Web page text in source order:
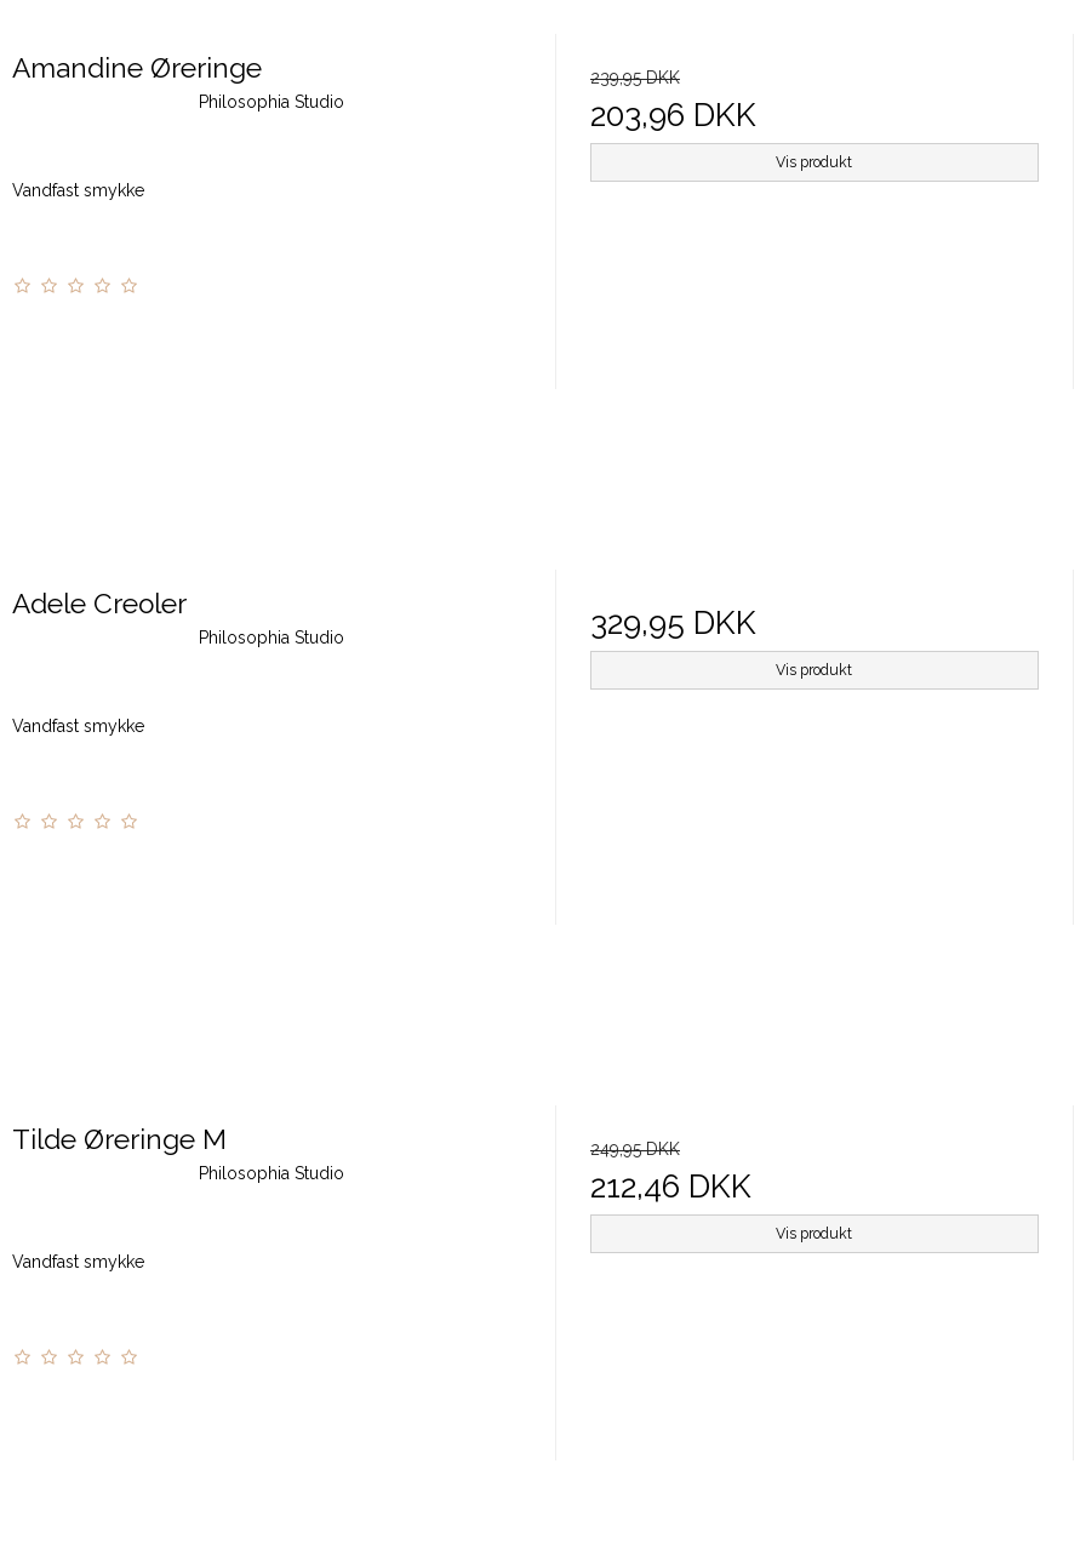
Amandine Øreringe
Philosophia Studio
Vandfast smykke
239,95 DKK
203,96 DKK
Vis produkt
Adele Creoler
Philosophia Studio
Vandfast smykke
329,95 DKK
Vis produkt
Tilde Øreringe M
Philosophia Studio
Vandfast smykke
249,95 DKK
212,46 DKK
Vis produkt